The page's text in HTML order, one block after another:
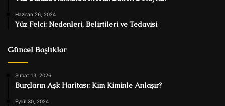
Haziran 26, 2024
Yüz Felci: Nedenleri, Belirtileri ve Tedavisi
Güncel Başlıklar
Şubat 13, 2026
Burçların Aşk Haritası: Kim Kiminle Anlaşır?
Eylül 30, 2024